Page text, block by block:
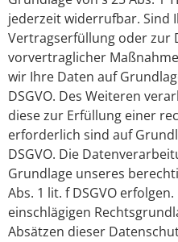
jederzeit widerrufbar. Sind
Vertragserfüllung oder zur
vorvertraglicher
wir Ihre Daten auf
DSGVO. Des Weiteren
diese zur Erfüllung einer
erforderlich sind auf
DSGVO. Die
Grundlage unseres
Abs. 1 lit. f DSGVO
einschlägigen
Absätzen dieser